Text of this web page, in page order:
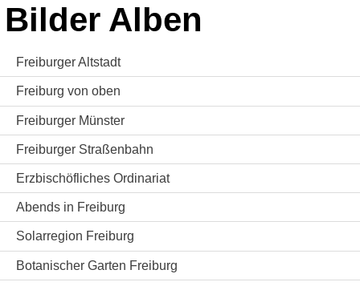
Bilder Alben
Freiburger Altstadt
Freiburg von oben
Freiburger Münster
Freiburger Straßenbahn
Erzbischöfliches Ordinariat
Abends in Freiburg
Solarregion Freiburg
Botanischer Garten Freiburg